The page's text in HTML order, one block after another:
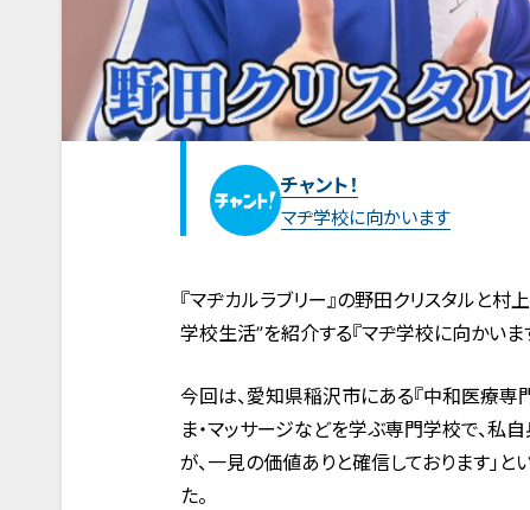
チャント！
マヂ学校に向かいます
『マヂカルラブリー』の野田クリスタルと
学校生活”を紹介する『マヂ学校に向かいます
今回は、愛知県稲沢市にある『中和医療専
ま・マッサージなどを学ぶ専門学校で、私
が、一見の価値ありと確信しております」
た。